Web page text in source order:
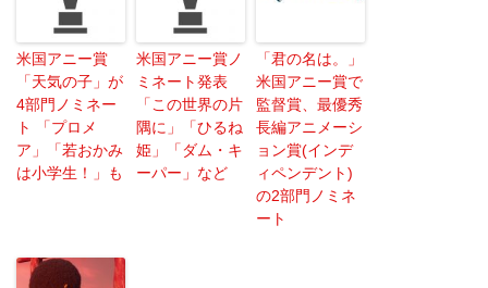
米国アニー賞
「天気の子」が
4部門ノミネー
ト 「プロメ
ア」「若おかみ
は小学生！」も
米国アニー賞ノ
ミネート発表
「この世界の片
隅に」「ひるね
姫」「ダム・キ
ーパー」など
「君の名は。」
米国アニー賞で
監督賞、最優秀
長編アニメーシ
ョン賞(インデ
ィペンデント)
の2部門ノミネ
ート